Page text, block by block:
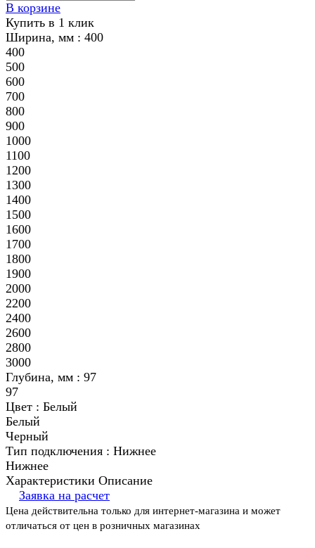
В корзине
Купить в 1 клик
Ширина, мм : 400
400
500
600
700
800
900
1000
1100
1200
1300
1400
1500
1600
1700
1800
1900
2000
2200
2400
2600
2800
3000
Глубина, мм : 97
97
Цвет : Белый
Белый
Черный
Тип подключения : Нижнее
Нижнее
Характеристики Описание
Заявка на расчет
Цена действительна только для интернет-магазина и может
отличаться от цен в розничных магазинах